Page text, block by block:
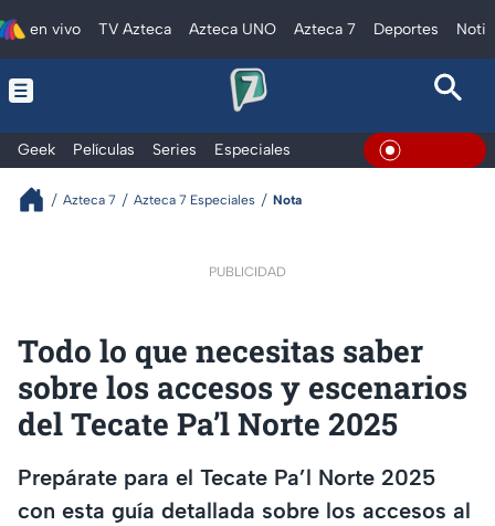
en vivo TV Azteca Azteca UNO Azteca 7 Deportes
Geek Películas Series Especiales En Vivo
Azteca 7 Azteca 7 Especiales Nota
PUBLICIDAD
Todo lo que necesitas saber
sobre los accesos y escenarios
del Tecate Pa’l Norte 2025
Prepárate para el Tecate Pa’l Norte 2025
con esta guía detallada sobre los accesos al